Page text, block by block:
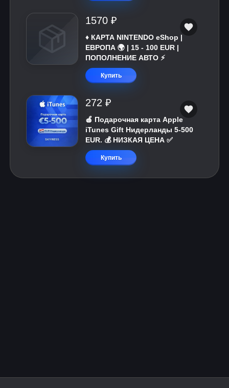
1570 ₽
♦️ КАРТА NINTENDO eShop |
ЕВРОПА 🌍 | 15 - 100 EUR |
ПОПОЛНЕНИЕ АВТО ⚡
Купить
272 ₽
🍎 Подарочная карта Apple
iTunes Gift Нидерланды 5-500
EUR. 💰 НИЗКАЯ ЦЕНА ✅
Купить